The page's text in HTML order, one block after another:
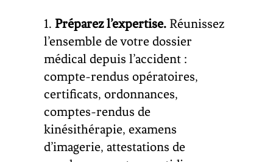
Préparez l’expertise.Réunissez
l’ensemble de votre dossier
médical depuis l’accident :
compte-rendus opératoires,
certificats, ordonnances,
comptes-rendus de
kinésithérapie, examens
d’imagerie, attestations de